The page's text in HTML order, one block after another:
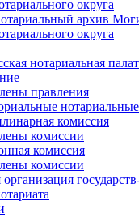
округа
архив
округа
нотариальная
правления
комиссия
комиссии
комиссия
комиссии
организация